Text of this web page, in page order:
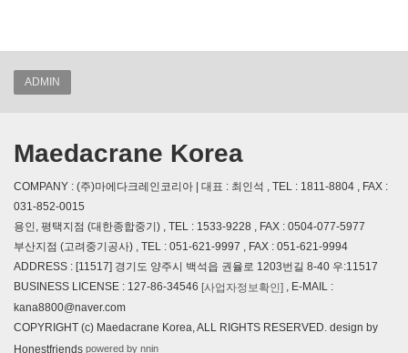
ADMIN
Maedacrane Korea
COMPANY : (주)마에다크레인코리아 | 대표 : 최인석 , TEL : 1811-8804 , FAX :
031-852-0015
용인, 평택지점 (대한종합중기) , TEL : 1533-9228 , FAX : 0504-077-5977
부산지점 (고려중기공사) , TEL : 051-621-9997 , FAX : 051-621-9994
ADDRESS : [11517] 경기도 양주시 백석읍 권율로 1203번길 8-40 우:11517
BUSINESS LICENSE : 127-86-34546 [사업자정보확인] , E-MAIL :
kana8800@naver.com
COPYRIGHT (c) Maedacrane Korea, ALL RIGHTS RESERVED. design by
Honestfriends powered by nnin